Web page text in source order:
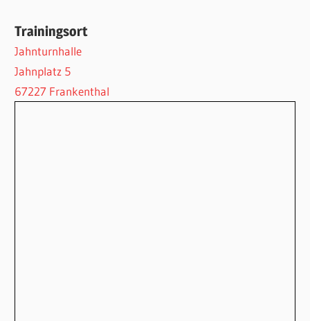
Trainingsort
Jahnturnhalle
Jahnplatz 5
67227 Frankenthal